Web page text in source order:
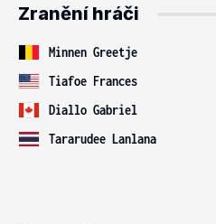
Zranění hráči
Minnen Greetje
Tiafoe Frances
Diallo Gabriel
Tararudee Lanlana